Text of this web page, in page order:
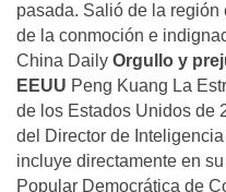
pasada. Salió de la
de la conmoción e
China Daily Orgullo y
EEUU Peng Kuang La
de los Estados Unidos de
del Director de
incluye directamente en
Popular Democrática de